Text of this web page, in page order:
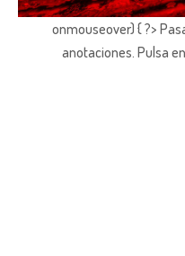
onmouseover) { ?>
anotaciones. Pulsa